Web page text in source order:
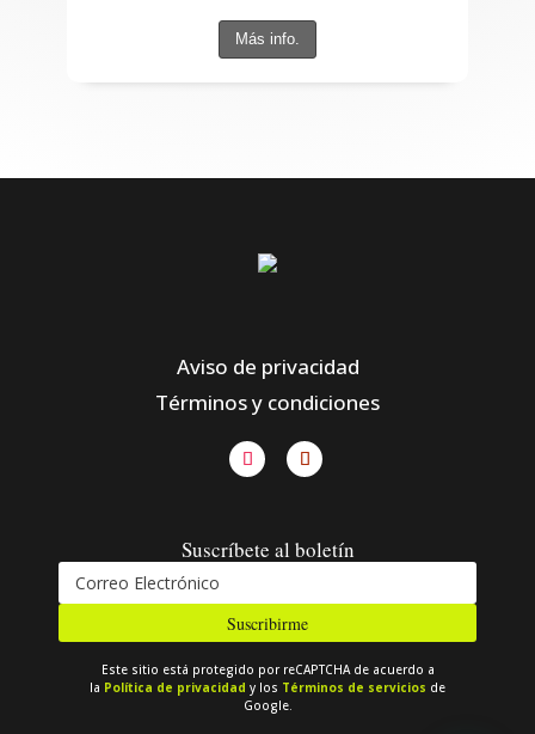
Más info.
Aviso de privacidad
Términos y condiciones
Suscríbete al boletín
Suscribirme
Este sitio está protegido por reCAPTCHA de acuerdo a
la Política de privacidad y los Términos de servicios de
Google.